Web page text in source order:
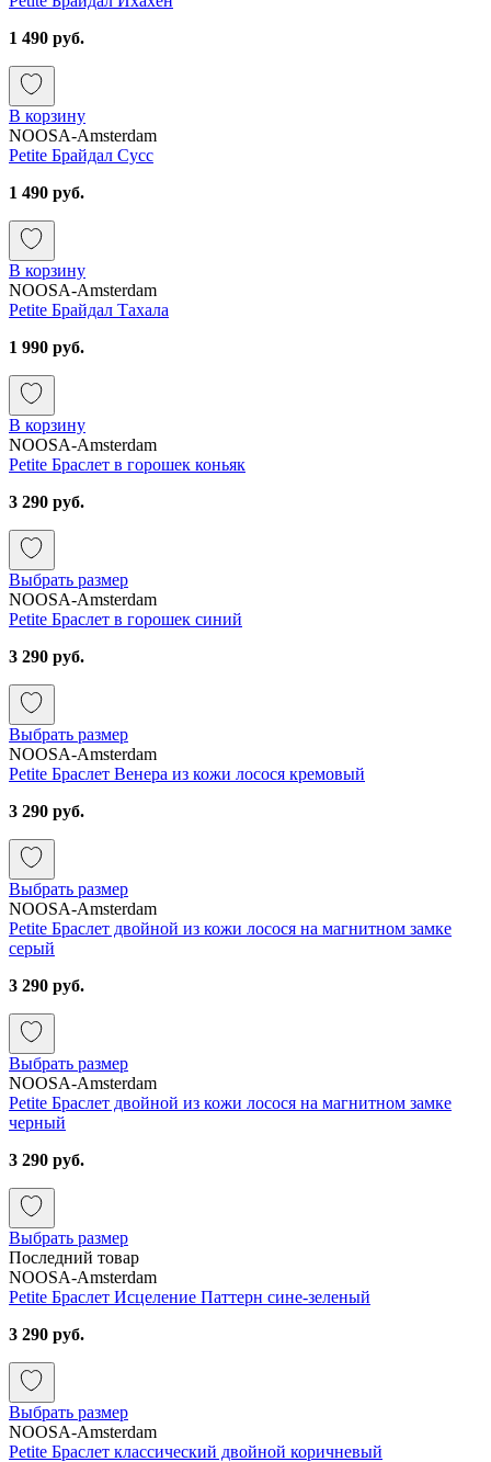
1 490 руб.
В корзину
NOOSA-Amsterdam
Petite Брайдал Сусс
1 490 руб.
В корзину
NOOSA-Amsterdam
Petite Брайдал Тахала
1 990 руб.
В корзину
NOOSA-Amsterdam
Petite Браслет в горошек коньяк
3 290 руб.
Выбрать размер
NOOSA-Amsterdam
Petite Браслет в горошек синий
3 290 руб.
Выбрать размер
NOOSA-Amsterdam
Petite Браслет Венера из кожи лосося кремовый
3 290 руб.
Выбрать размер
NOOSA-Amsterdam
Petite Браслет двойной из кожи лосося на магнитном замке
серый
3 290 руб.
Выбрать размер
NOOSA-Amsterdam
Petite Браслет двойной из кожи лосося на магнитном замке
черный
3 290 руб.
Выбрать размер
Последний товар
NOOSA-Amsterdam
Petite Браслет Исцеление Паттерн сине-зеленый
3 290 руб.
Выбрать размер
NOOSA-Amsterdam
Petite Браслет классический двойной коричневый